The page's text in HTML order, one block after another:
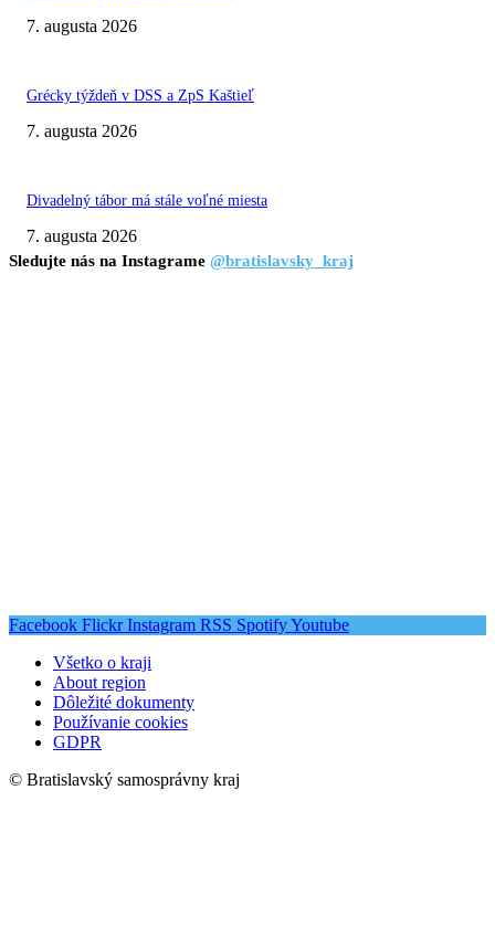
7. augusta 2026
Grécky týždeň v DSS a ZpS Kaštieľ
7. augusta 2026
Divadelný tábor má stále voľné miesta
7. augusta 2026
Sledujte nás na Instagrame @bratislavsky_kraj
Facebook Flickr Instagram RSS SpotifyYoutube
Všetko o kraji
About region
Dôležité dokumenty
Používanie cookies
GDPR
© Bratislavský samosprávny kraj